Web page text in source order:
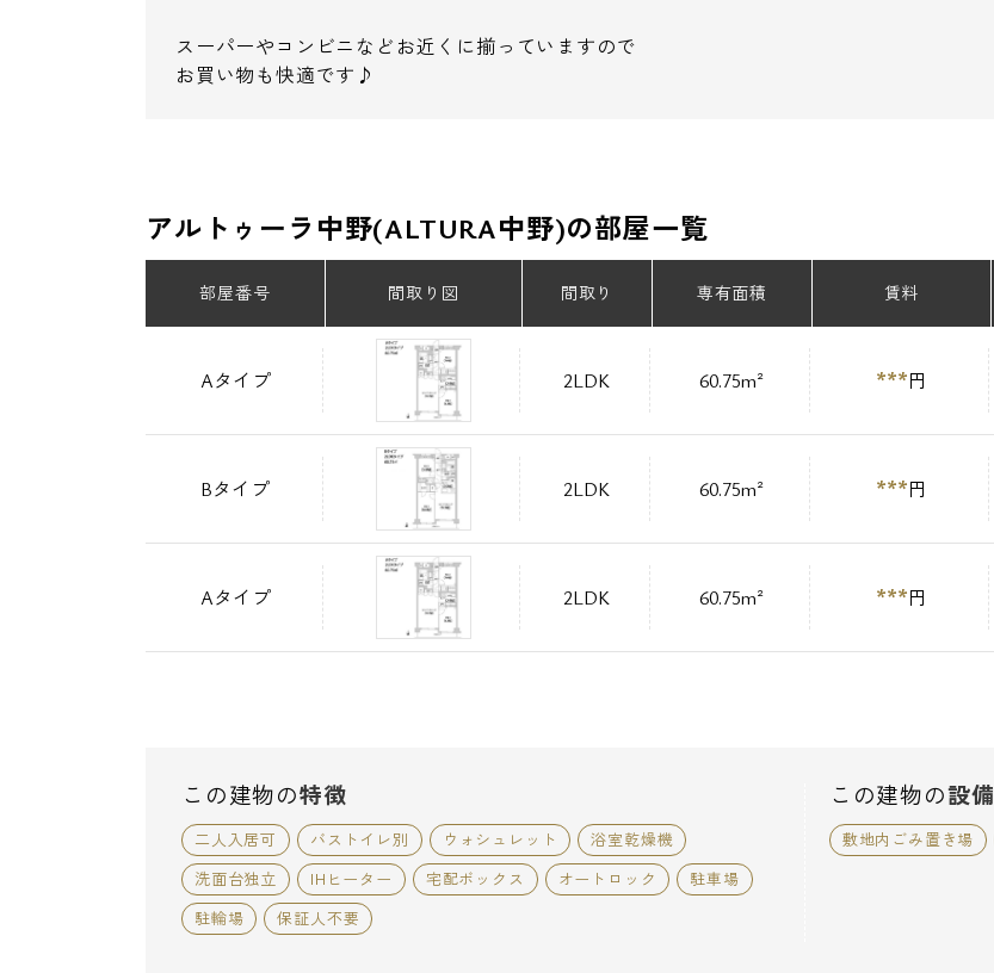
スーパーやコンビニなどお近くに揃っていますので
お買い物も快適です♪
アルトゥーラ中野(ALTURA中野)の部屋一覧
部屋番号 間取り図 間取り 専有面積 賃料
Aタイプ 2LDK 60.75m² ***円
Bタイプ 2LDK 60.75m² ***円
Aタイプ 2LDK 60.75m² ***円
この建物の特徴
二人入居可 バストイレ別 ウォシュレット
浴室乾燥機
洗面台独立
IHヒーター 宅配ボックス オートロック
駐車場
駐輪場
保証人不要
この建物の設備
敷地内ごみ置き場